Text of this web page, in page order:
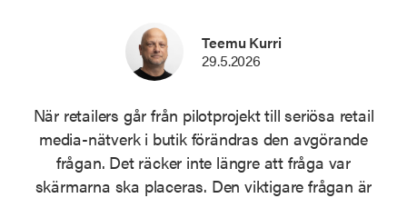
Teemu Kurri
29.5.2026
När retailers går från pilotprojekt till seriösa retail
media-nätverk i butik förändras den avgörande
frågan. Det räcker inte längre att fråga var
skärmarna ska placeras. Den viktigare frågan är